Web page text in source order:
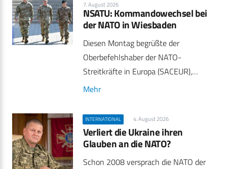
7. August 2026
NSATU: Kommandowechsel bei
der NATO in Wiesbaden
Diesen Montag begrüßte der
Oberbefehlshaber der NATO-
Streitkräfte in Europa (SACEUR),…
Mehr
INTERNATIONAL 4. August 2026
Verliert die Ukraine ihren
Glauben an die NATO?
Schon 2008 versprach die NATO der